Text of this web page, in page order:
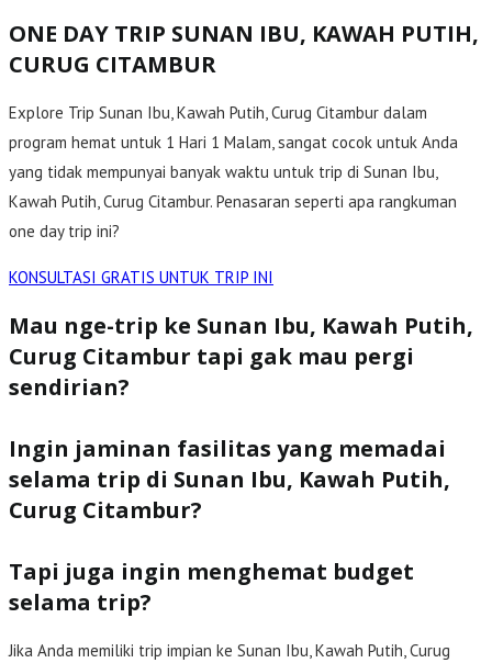
ONE DAY TRIP SUNAN IBU, KAWAH PUTIH,
CURUG CITAMBUR
Explore Trip Sunan Ibu, Kawah Putih, Curug Citambur dalam
program hemat untuk 1 Hari 1 Malam, sangat cocok untuk Anda
yang tidak mempunyai banyak waktu untuk trip di Sunan Ibu,
Kawah Putih, Curug Citambur. Penasaran seperti apa rangkuman
one day trip ini?
KONSULTASI GRATIS UNTUK TRIP INI
Mau nge-trip ke Sunan Ibu, Kawah Putih,
Curug Citambur tapi gak mau pergi
sendirian?
Ingin jaminan fasilitas yang memadai
selama trip di Sunan Ibu, Kawah Putih,
Curug Citambur?
Tapi juga ingin menghemat budget
selama trip?
Jika Anda memiliki trip impian ke Sunan Ibu, Kawah Putih, Curug